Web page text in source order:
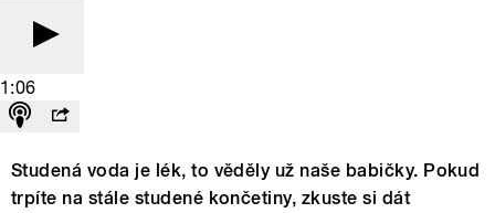
1:06
Studená voda je lék, to věděly už naše babičky. Pokud
trpíte na stále studené končetiny, zkuste si dát